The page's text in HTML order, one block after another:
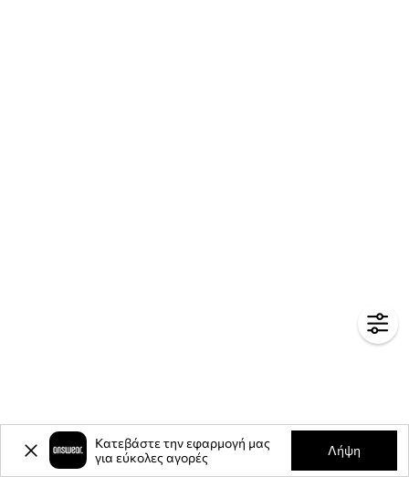
Κατεβάστε την εφαρμογή μας
για εύκολες αγορές
Λήψη